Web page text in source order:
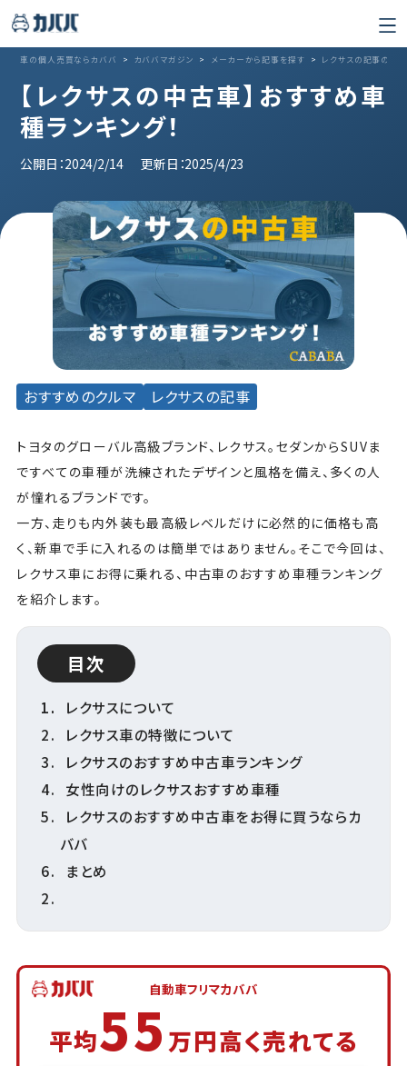
車の個人売買ならカババ > カババマガジン > メーカーから記事を探す > レクサスの記事の記
【レクサスの中古車】おすすめ車
種ランキング！
公開日：2024/2/14 更新日：2025/4/23
おすすめのクルマ レクサスの記事
トヨタのグローバル高級ブランド、レクサス。セダンからSUVま
ですべての車種が洗練されたデザインと風格を備え、多くの人
が憧れるブランドです。
一方、走りも内外装も最高級レベルだけに必然的に価格も高
く、新車で手に入れるのは簡単ではありません。そこで今回は、
レクサス車にお得に乗れる、中古車のおすすめ車種ランキング
を紹介します。
目次
レクサスについて
レクサス車の特徴について
レクサスのおすすめ中古車ランキング
女性向けのレクサスおすすめ車種
レクサスのおすすめ中古車をお得に買うならカ
ババ
まとめ
自動車フリマカババ
平均55 万円高く売れてる